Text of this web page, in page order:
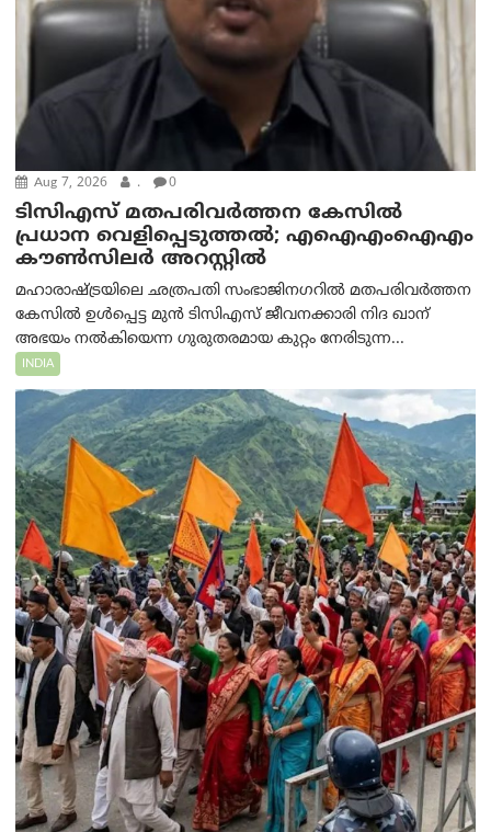
Aug 7, 2026 . 0
ടിസിഎസ് മതപരിവർത്തന കേസിൽ
പ്രധാന വെളിപ്പെടുത്തൽ; എഐഎംഐഎം
കൗൺസിലർ അറസ്റ്റിൽ
മഹാരാഷ്ട്രയിലെ ഛത്രപതി സംഭാജിനഗറിൽ മതപരിവർത്തന
കേസിൽ ഉൾപ്പെട്ട മുൻ ടിസിഎസ് ജീവനക്കാരി നിദ ഖാന്
അഭയം നൽകിയെന്ന ഗുരുതരമായ കുറ്റം നേരിടുന്ന...
INDIA